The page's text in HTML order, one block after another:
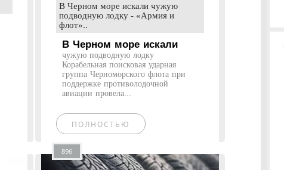
В Черном море искали чужую
подводную лодку - «Армия и
флот»..
В Черном море искали
чужую подводную лодку
Корабельная поисковая ударная
группа Черноморского флота при
поддержке противолодочной
авиации провела...
ПОЛНОСТЬЮ
896